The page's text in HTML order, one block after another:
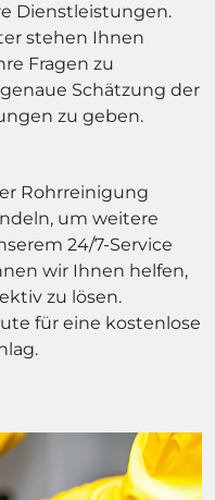
Dienstleistungen.
stehen Ihnen
Fragen zu
Schätzung der
zu geben.
Rohrreinigung
um weitere
24/7-Service
wir Ihnen helfen,
zu lösen.
für eine kostenlose